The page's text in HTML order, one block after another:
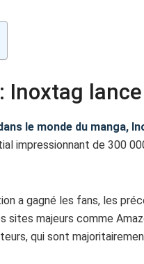
Inoxtag
le monde du manga,
impressionnant de 300
a gagné les fans, les
sites majeurs comme
qui sont